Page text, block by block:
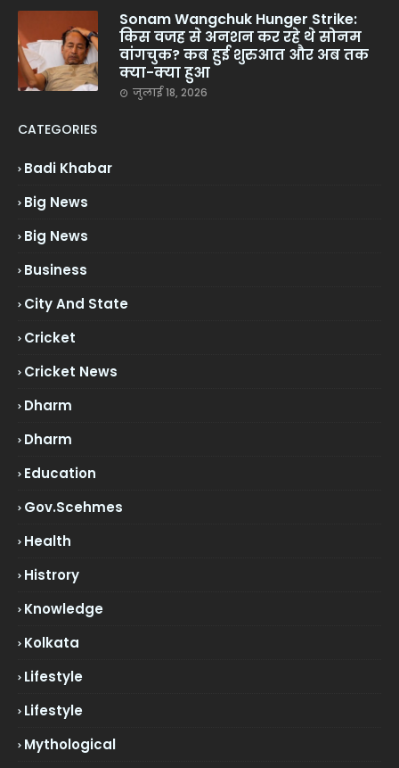
Sonam Wangchuk Hunger Strike:
किस वजह से अनशन कर रहे थे सोनम
वांगचुक? कब हुई शुरुआत और अब तक
क्या-क्या हुआ
जुलाई 18, 2026
CATEGORIES
Badi Khabar
Big News
Big News
Business
City And State
Cricket
Cricket News
Dharm
Dharm
Education
Gov.scehmes
Health
Histrory
Knowledge
Kolkata
Lifestyle
Lifestyle
Mythological